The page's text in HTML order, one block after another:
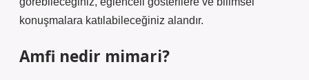
konuşmalara katılabileceğiniz alandır.
Amfi nedir mimari?